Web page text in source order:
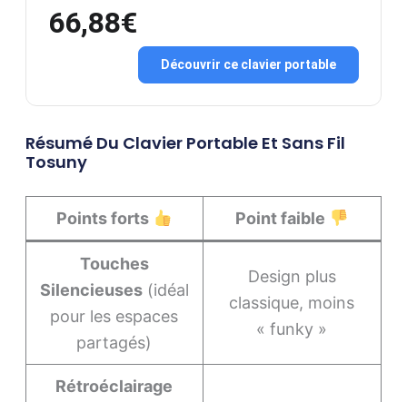
66,88€
Découvrir ce clavier portable
Résumé Du Clavier Portable Et Sans Fil
Tosuny
Points forts Point faible
Touches
Silencieuses(idéal
pour les espaces
partagés)
Design plus
classique, moins
« funky »
Rétroéclairage